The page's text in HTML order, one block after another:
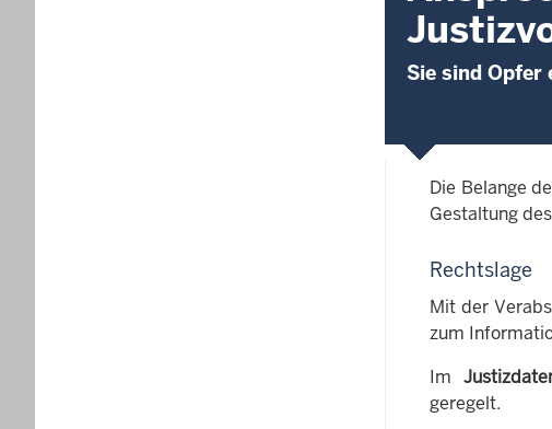
Sie sind Opfer
Die Belange
Gestaltung
Rechtslage
Mit der
zum
Im
geregelt.